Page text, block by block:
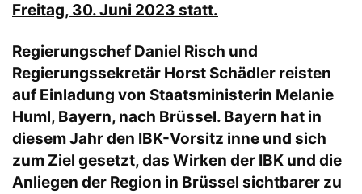
Freitag, 30. Juni 2023 statt.
Regierungschef Daniel Risch und
Regierungssekretär Horst Schädler reisten
auf Einladung von Staatsministerin Melanie
Huml, Bayern, nach Brüssel. Bayern hat in
diesem Jahr den IBK-Vorsitz inne und sich
zum Ziel gesetzt, das Wirken der IBK und die
Anliegen der Region in Brüssel sichtbarer zu